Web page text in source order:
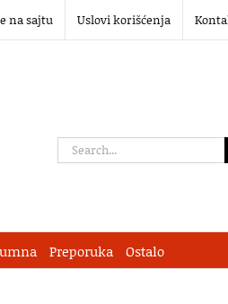
na sajtu Uslovi korišćenja
Search
Preporuka Ostalo